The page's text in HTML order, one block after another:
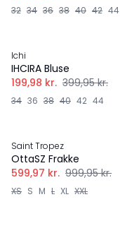
32 34 36 38 40 42 44
Ichi
IHCIRA Bluse
199,98 kr. 399,95 kr.
34 36 38 40 42 44
Saint Tropez
OttaSZ Frakke
599,97 kr. 999,95 kr.
XS S M L XL XXL